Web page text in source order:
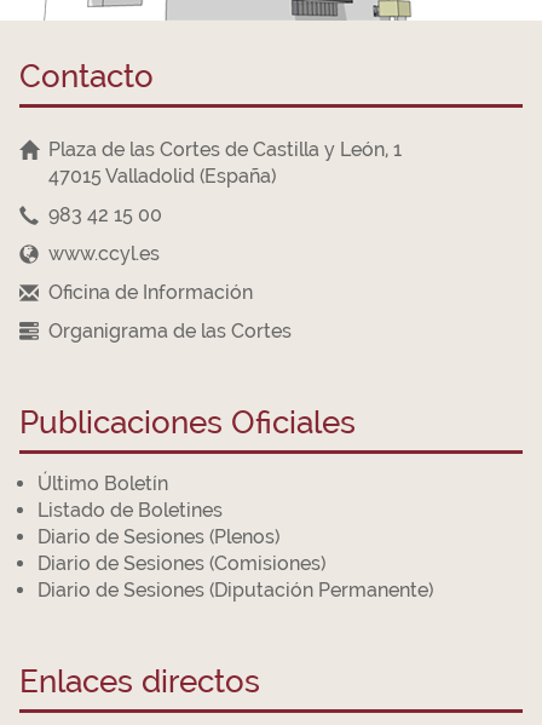
Contacto
Plaza de las Cortes de Castilla y León, 1
47015 Valladolid (España)
983 42 15 00
www.ccyl.es
Oficina de Información
Organigrama de las Cortes
Publicaciones Oficiales
Último Boletín
Listado de Boletines
Diario de Sesiones (Plenos)
Diario de Sesiones (Comisiones)
Diario de Sesiones (Diputación Permanente)
Enlaces directos